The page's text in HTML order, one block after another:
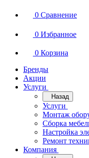
0 Сравнение
0 Избранное
0 Корзина
Бренды
Акции
Услуги
Назад
Услуги
Монтаж
Сборка
Настройка
Ремонт
Компания